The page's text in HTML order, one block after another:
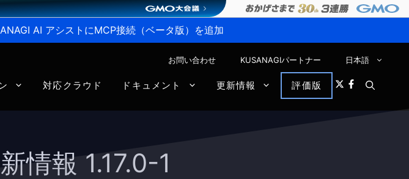
AI アシストにMCP接続（ベータ版）を追加
お問い合わせ KUSANAGIパートナー 日本語
対応クラウド ドキュメント 更新情報 評価版
情報 1.17.0-1